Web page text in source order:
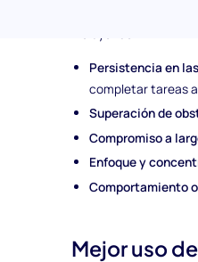
Persistencia en
completar tareas
Superación de
Compromiso a
Enfoque y
Comportamiento
Mejor uso